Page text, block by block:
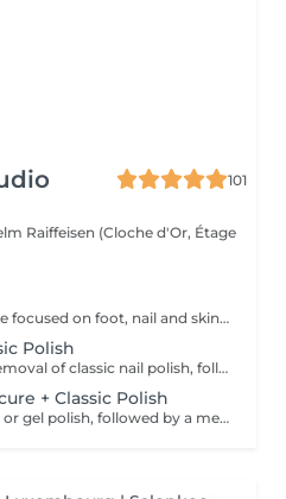
101
Raiffeisen (Cloche d'Or, Étage
Professional medical pedicure focused on foot, nail and skin health, including treatment of ingrown nails, corns, calluses and hard skin. No polish application.
Polish
Medical pedicure including removal of classic nail polish, followed by application of classic nail polish. Suitable for clients seeking a medical treatment with a classic finish.
+ Classic Polish
Removal of semi-permanent or gel polish, followed by a medical pedicure and application of new semi-permanent polish on the toenails. Recommended when semi-permanent polish is already present.